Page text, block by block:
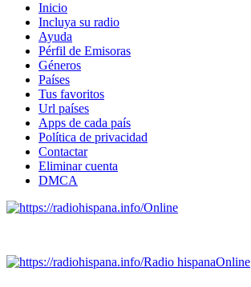
Inicio
Incluya su radio
Ayuda
Pérfil de Emisoras
Géneros
Países
Tus favoritos
Url países
Apps de cada país
Política de privacidad
Contactar
Eliminar cuenta
DMCA
Online
Radio hispanaOnline